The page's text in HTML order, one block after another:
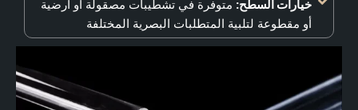
خيارات السطح:متوفرة في تشطيبات مصقولة أو أرضية
أو مقطوعة لتلبية المتطلبات البصرية المختلفة